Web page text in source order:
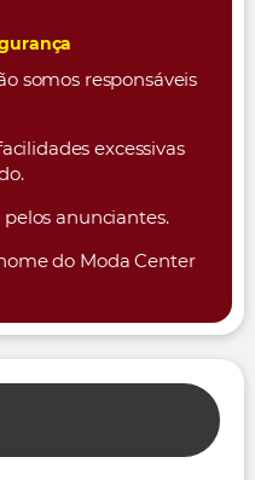
somos responsáveis
excessivas
anunciantes.
do Moda Center